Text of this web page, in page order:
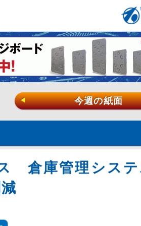
◀ 今週の紙面
倉庫管理シス